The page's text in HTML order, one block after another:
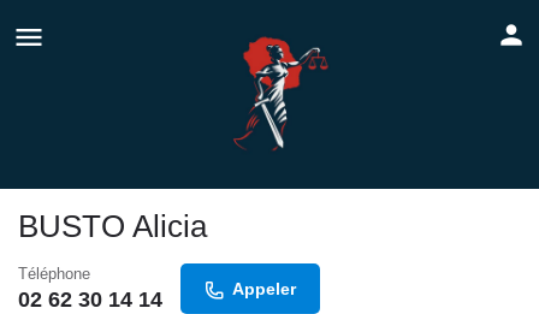
BUSTO Alicia
Téléphone
02 62 30 14 14 Appeler